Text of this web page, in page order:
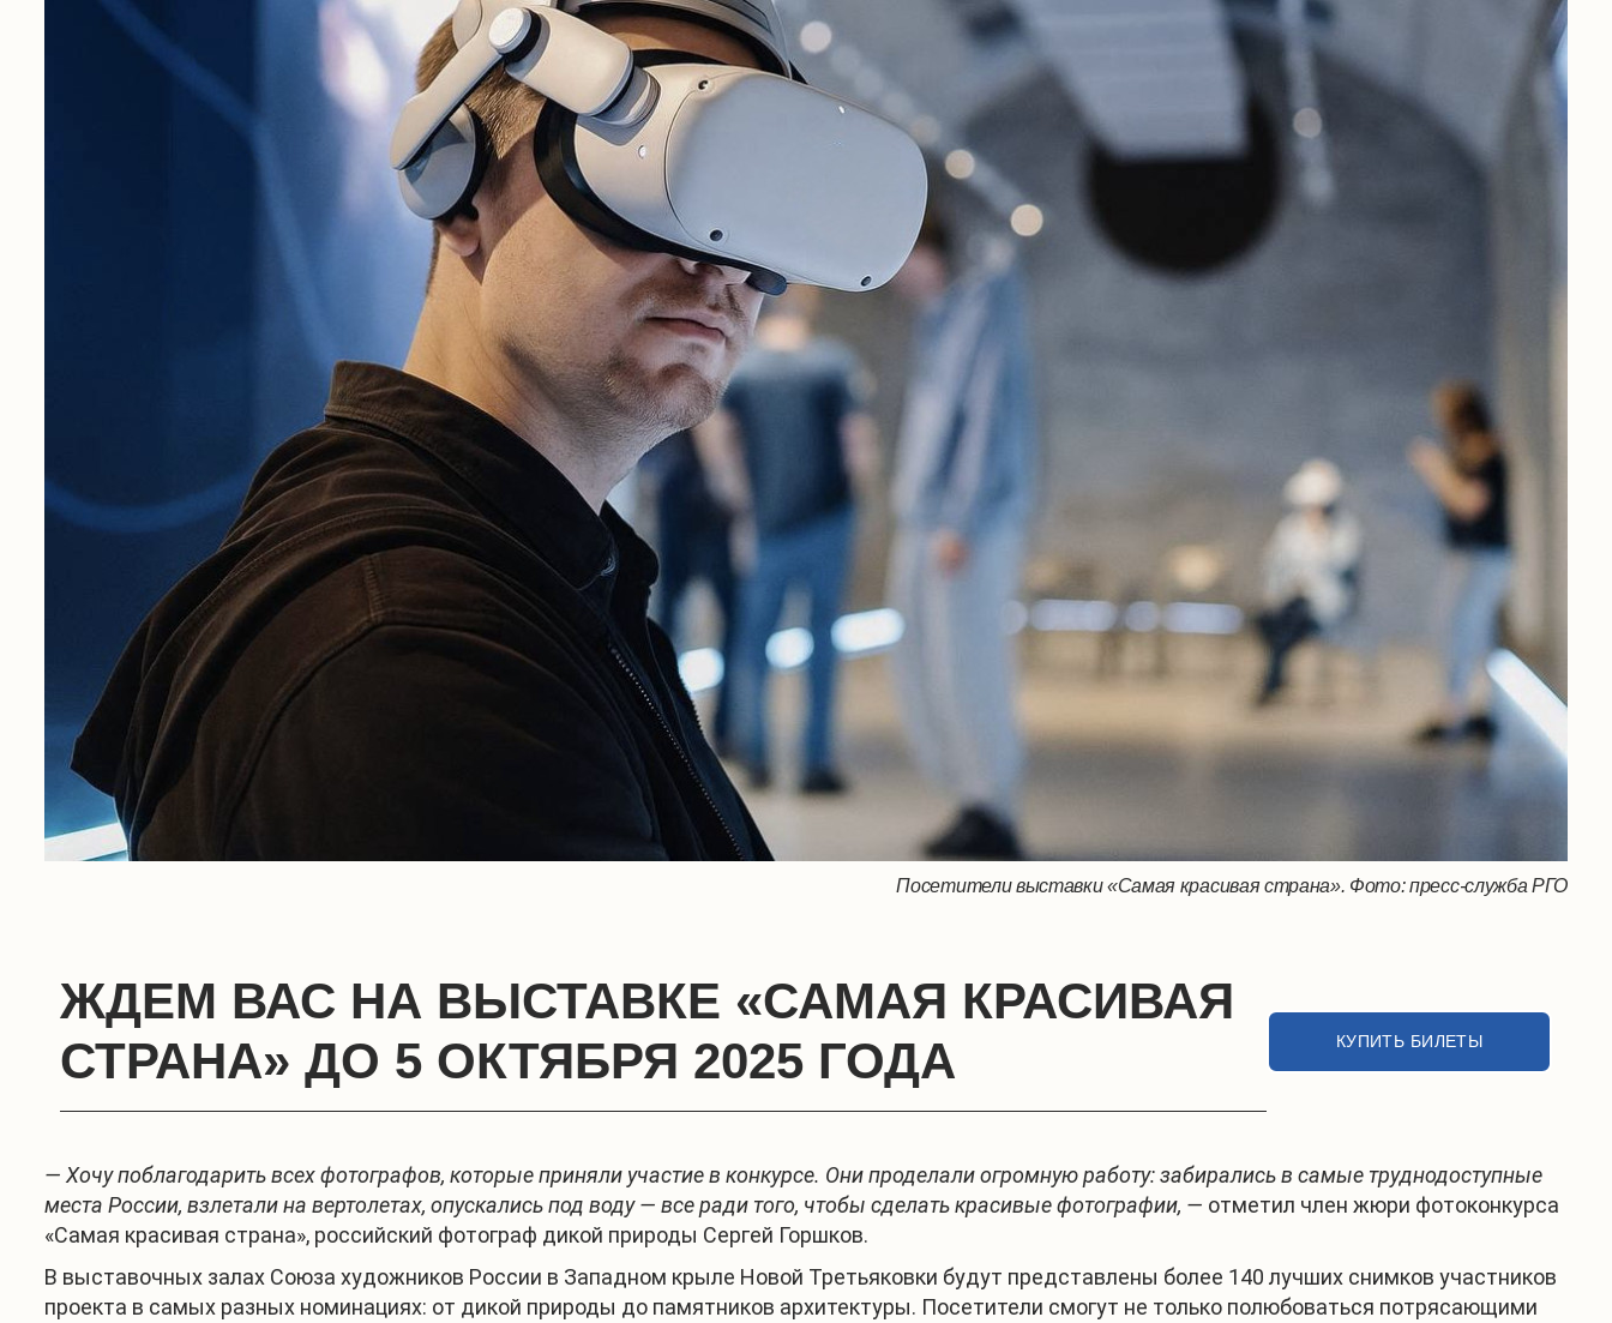
Посетители выставки «Самая красивая страна». Фото: пресс-служба РГО
ЖДЕМ ВАС НА ВЫСТАВКЕ «САМАЯ КРАСИВАЯ
СТРАНА» ДО 5 ОКТЯБРЯ 2025 ГОДА
КУПИТЬ БИЛЕТЫ
— Хочу поблагодарить всех фотографов, которые приняли участие в конкурсе. Они проделали огромную работу: забирались в самые труднодоступные
места России, взлетали на вертолетах, опускались под воду — все ради того, чтобы сделать красивые фотографии, — отметил член жюри фотоконкурса
«Самая красивая страна», российский фотограф дикой природы Сергей Горшков.
В выставочных залах Союза художников России в Западном крыле Новой Третьяковки будут представлены более 140 лучших снимков участников
проекта в самых разных номинациях: от дикой природы до памятников архитектуры. Посетители смогут не только полюбоваться потрясающими